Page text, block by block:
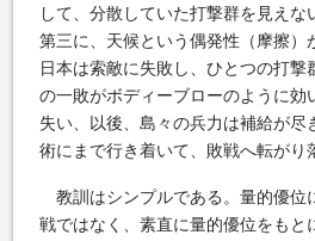
して、分散していた打撃群を見えな
第三に、天候という偶発性（摩擦）
日本は索敵に失敗し、ひとつの打撃
の一敗がボディーブローのように効
失い、以後、島々の兵力は補給が尽
術にまで行き着いて、敗戦へ転がり
教訓はシンプルである。量的優位
戦ではなく、素直に量的優位をもと